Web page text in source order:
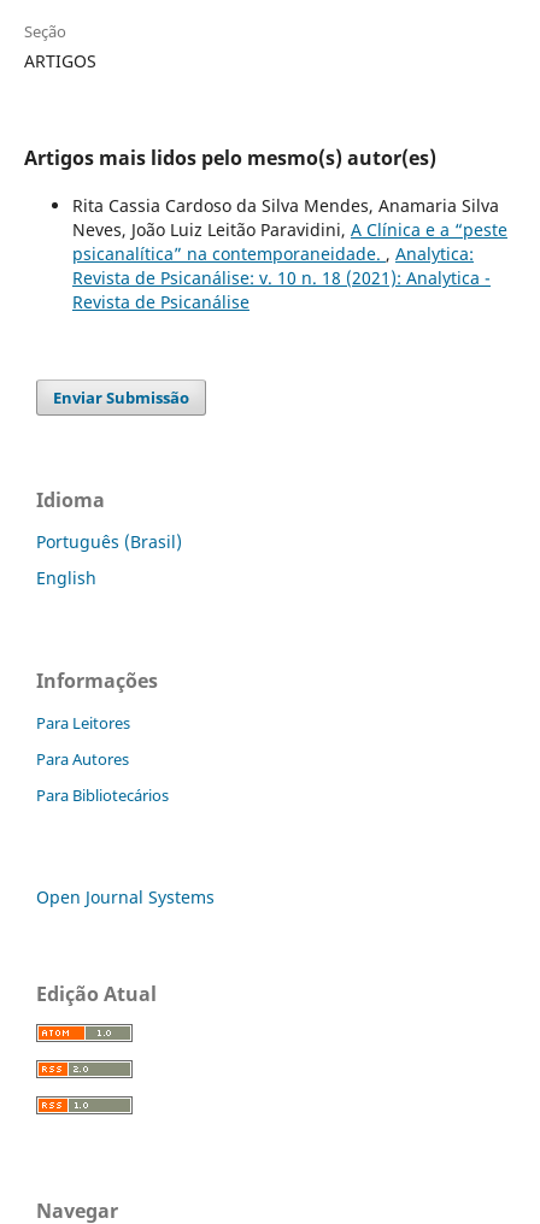
Seção
ARTIGOS
Artigos mais lidos pelo mesmo(s) autor(es)
Rita Cassia Cardoso da Silva Mendes, Anamaria Silva
Neves, João Luiz Leitão Paravidini, A Clínica e a “peste
psicanalítica” na contemporaneidade. , Analytica:
Revista de Psicanálise: v. 10 n. 18 (2021): Analytica -
Revista de Psicanálise
Enviar Submissão
Idioma
Português (Brasil)
English
Informações
Para Leitores
Para Autores
Para Bibliotecários
Open Journal Systems
Edição Atual
Navegar